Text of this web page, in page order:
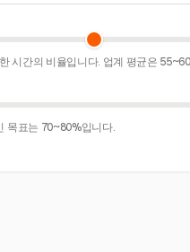
시간의 비율입니다. 업계 평균은
목표는 70~80%입니다.